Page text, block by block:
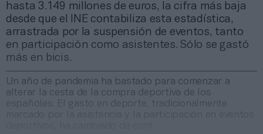
hasta 3.149 millones de euros, la cifra más baja
desde que el INE contabiliza esta estadística,
arrastrada por la suspensión de eventos, tanto
en participación como asistentes. Sólo se gastó
más en bicis.
Un año de pandemia ha bastado para comenzar a
alterar la cesta de la compra deportiva de los
españoles. El gasto en deporte, tradicionalmente